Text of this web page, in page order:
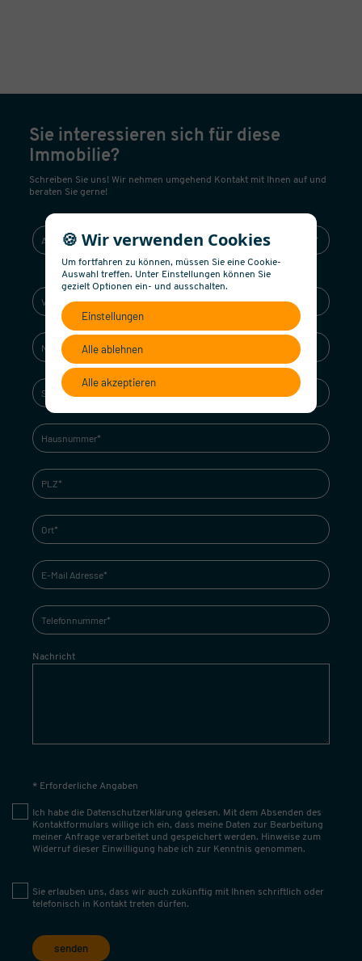
Sie interessieren sich für diese
Immobilie?
Schreiben Sie uns! Wir nehmen umgehend Kontakt mit Ihnen auf und
beraten Sie gerne!
Nachricht
* Erforderliche Angaben
Ich habe die Datenschutzerklärung gelesen. Mit dem Absenden des
Kontaktformulars willige ich ein, dass meine Daten zur Bearbeitung
meiner Anfrage verarbeitet und gespeichert werden. Hinweise zum
Widerruf dieser Einwilligung habe ich zur Kenntnis genommen.
Sie erlauben uns, dass wir auch zukünftig mit Ihnen schriftlich oder
telefonisch in Kontakt treten dürfen.
senden
🍪 Wir verwenden Cookies
Um fortfahren zu können, müssen Sie eine Cookie-
Auswahl treffen. Unter Einstellungen können Sie
gezielt Optionen ein- und ausschalten.
Einstellungen
Alle ablehnen
Alle akzeptieren